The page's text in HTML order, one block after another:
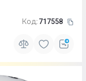
Код: 717558